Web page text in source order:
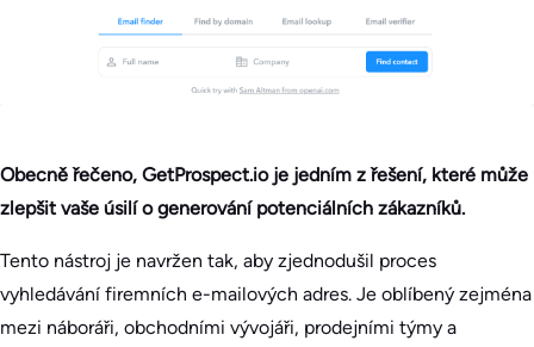
Obecně řečeno, GetProspect.io je jedním z řešení, které může
zlepšit vaše úsilí o generování potenciálních zákazníků.
Tento nástroj je navržen tak, aby zjednodušil proces
vyhledávání firemních e-mailových adres. Je oblíbený zejména
mezi náboráři, obchodními vývojáři, prodejními týmy a